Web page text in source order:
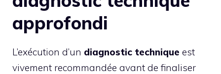
approfondi
L’exécution d’un diagnostic technique est
vivement recommandée avant de finaliser